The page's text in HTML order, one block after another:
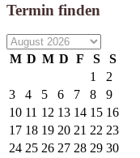
Termin finden
M D M D F S
S
1
2
3
4 5 6 7 8
9
10 11 12 13 14 15 16
17 18 19 20 21 22 23
24 25 26 27 28 29 30